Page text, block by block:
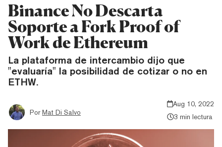
Binance No Descarta
Soporte a Fork Proof of
Work de Ethereum
La plataforma de intercambio dijo que
"evaluaría" la posibilidad de cotizar o no en
ETHW.
Por Mat Di Salvo
Aug 10, 2022
3 min lectura